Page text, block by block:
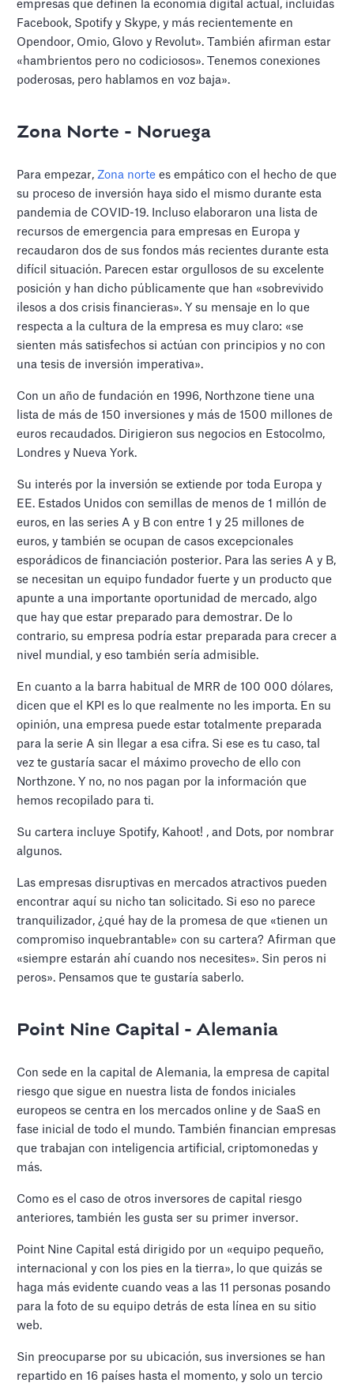
empresas que definen la economía digital actual, incluidas
Facebook, Spotify y Skype, y más recientemente en
Opendoor, Omio, Glovo y Revolut». También afirman estar
«hambrientos pero no codiciosos». Tenemos conexiones
poderosas, pero hablamos en voz baja».
Zona Norte - Noruega
Para empezar, Zona norte es empático con el hecho de que
su proceso de inversión haya sido el mismo durante esta
pandemia de COVID-19. Incluso elaboraron una lista de
recursos de emergencia para empresas en Europa y
recaudaron dos de sus fondos más recientes durante esta
difícil situación. Parecen estar orgullosos de su excelente
posición y han dicho públicamente que han «sobrevivido
ilesos a dos crisis financieras». Y su mensaje en lo que
respecta a la cultura de la empresa es muy claro: «se
sienten más satisfechos si actúan con principios y no con
una tesis de inversión imperativa».
Con un año de fundación en 1996, Northzone tiene una
lista de más de 150 inversiones y más de 1500 millones de
euros recaudados. Dirigieron sus negocios en Estocolmo,
Londres y Nueva York.
Su interés por la inversión se extiende por toda Europa y
EE. Estados Unidos con semillas de menos de 1 millón de
euros, en las series A y B con entre 1 y 25 millones de
euros, y también se ocupan de casos excepcionales
esporádicos de financiación posterior. Para las series A y B,
se necesitan un equipo fundador fuerte y un producto que
apunte a una importante oportunidad de mercado, algo
que hay que estar preparado para demostrar. De lo
contrario, su empresa podría estar preparada para crecer a
nivel mundial, y eso también sería admisible.
En cuanto a la barra habitual de MRR de 100 000 dólares,
dicen que el KPI es lo que realmente no les importa. En su
opinión, una empresa puede estar totalmente preparada
para la serie A sin llegar a esa cifra. Si ese es tu caso, tal
vez te gustaría sacar el máximo provecho de ello con
Northzone. Y no, no nos pagan por la información que
hemos recopilado para ti.
Su cartera incluye Spotify, Kahoot! , and Dots, por nombrar
algunos.
Las empresas disruptivas en mercados atractivos pueden
encontrar aquí su nicho tan solicitado. Si eso no parece
tranquilizador, ¿qué hay de la promesa de que «tienen un
compromiso inquebrantable» con su cartera? Afirman que
«siempre estarán ahí cuando nos necesites». Sin peros ni
peros». Pensamos que te gustaría saberlo.
Point Nine Capital - Alemania
Con sede en la capital de Alemania, la empresa de capital
riesgo que sigue en nuestra lista de fondos iniciales
europeos se centra en los mercados online y de SaaS en
fase inicial de todo el mundo. También financian empresas
que trabajan con inteligencia artificial, criptomonedas y
más.
Como es el caso de otros inversores de capital riesgo
anteriores, también les gusta ser su primer inversor.
Point Nine Capital está dirigido por un «equipo pequeño,
internacional y con los pies en la tierra», lo que quizás se
haga más evidente cuando veas a las 11 personas posando
para la foto de su equipo detrás de esta línea en su sitio
web.
Sin preocuparse por su ubicación, sus inversiones se han
repartido en 16 países hasta el momento, y solo un tercio